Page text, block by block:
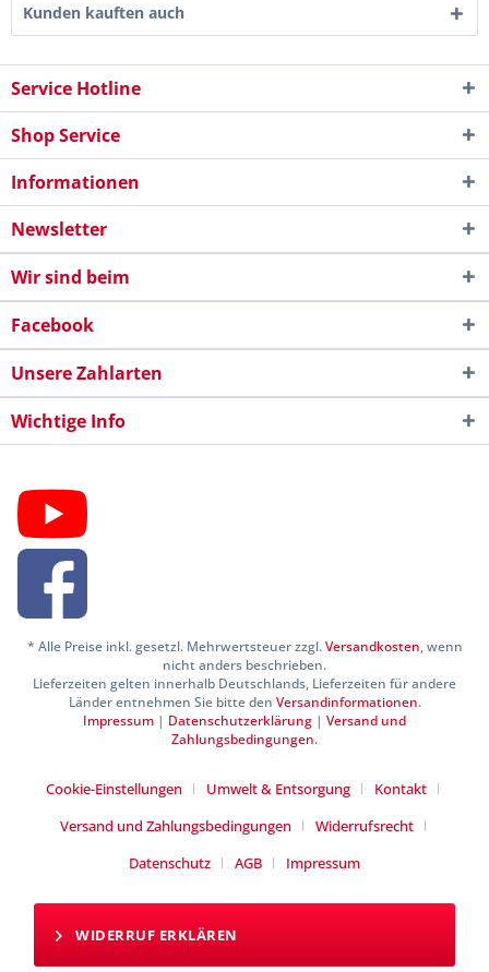
Kunden kauften auch
Service Hotline
Shop Service
Informationen
Newsletter
Wir sind beim
Facebook
Unsere Zahlarten
Wichtige Info
* Alle Preise inkl. gesetzl. Mehrwertsteuer zzgl.Versandkosten, wenn
nicht anders beschrieben.
Lieferzeiten gelten innerhalb Deutschlands, Lieferzeiten für andere
Länder entnehmen Sie bitte den Versandinformationen.
Impressum | Datenschutzerklärung | Versand und
Zahlungsbedingungen.
Cookie-Einstellungen Umwelt & Entsorgung
Kontakt
Versand und Zahlungsbedingungen
Widerrufsrecht
Datenschutz
AGB Impressum
WIDERRUF ERKLÄREN